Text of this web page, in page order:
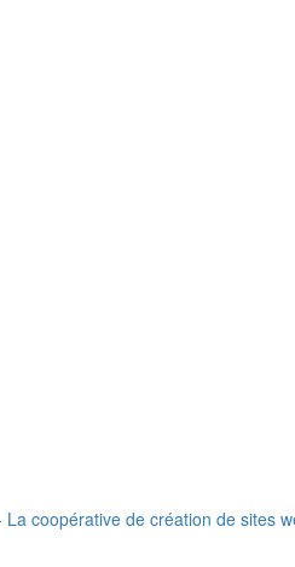
La coopérative de création de sites